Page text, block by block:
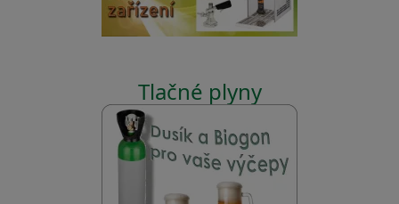
Tlačné plyny